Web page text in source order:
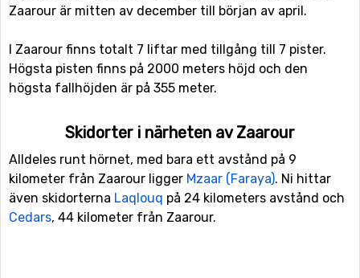
Zaarour är mitten av december till början av april.
I Zaarour finns totalt 7 liftar med tillgång till 7 pister.
Högsta pisten finns på 2000 meters höjd och den
högsta fallhöjden är på 355 meter.
Skidorter i närheten av Zaarour
Alldeles runt hörnet, med bara ett avstånd på 9
kilometer från Zaarour ligger Mzaar (Faraya). Ni hittar
även skidorterna Laqlouq på 24 kilometers avstånd och
Cedars, 44 kilometer från Zaarour.